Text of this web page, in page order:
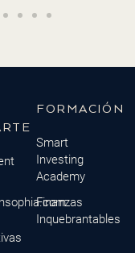
FORMACIÓN
Smart
Investing
Academy
Finanzas
Inquebrantables